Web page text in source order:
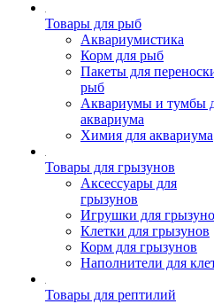
Товары для рыб
Аквариумистика
Корм для рыб
Пакеты для
рыб
Аквариумы и тумбы
аквариума
Химия для аквариума
Товары для грызунов
Аксессуары для
грызунов
Игрушки для
Клетки для грызунов
Корм для грызунов
Наполнители для
Товары для рептилий